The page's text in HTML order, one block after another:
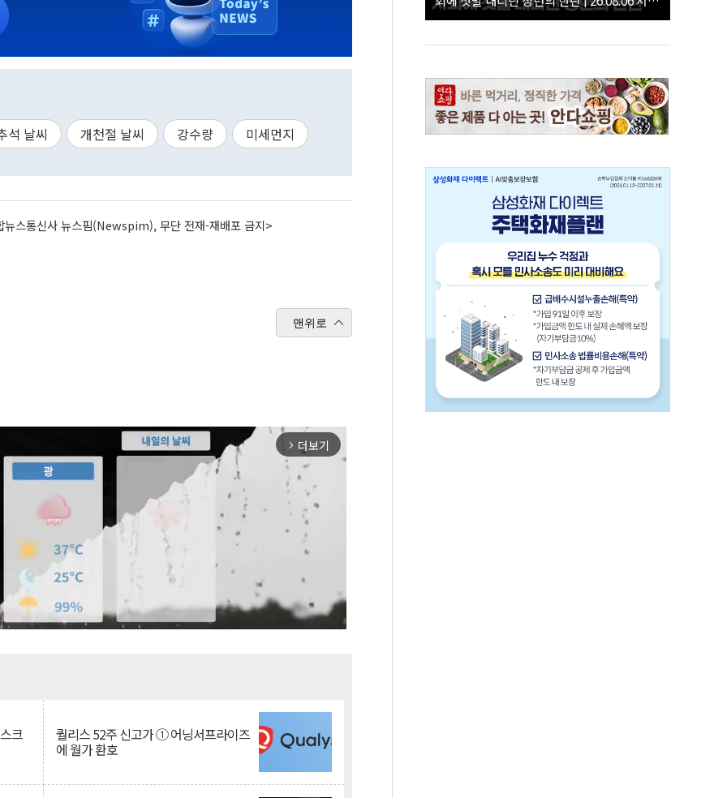
석 날씨 개천절 날씨 강수량 미세먼지
뉴스통신사 뉴스핌(Newspim), 무단 전재-재배포 금지>
맨위로
arrow_forward_ios 더보기
크 퀄리스 52주 신고가 ① 어닝서프라이즈
에 월가 환호
시 부동산 대토론회